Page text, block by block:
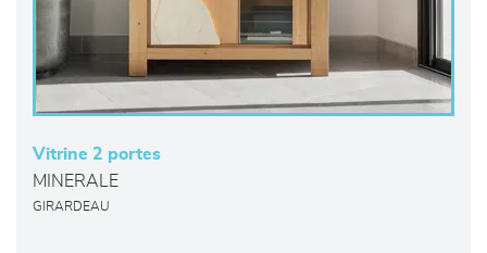
Vitrine 2 portes
MINERALE
GIRARDEAU